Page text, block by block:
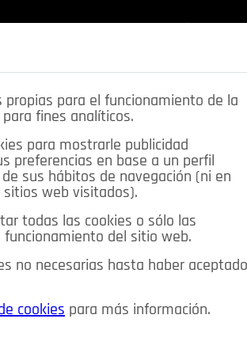
OPINIÓN IN SALUD 🔴 EN DIRECTO
propias para el funcionamiento de la
fines analíticos.
para mostrarle publicidad
preferencias en base a un perfil
sus hábitos de navegación (ni en
web visitados).
todas las cookies o sólo las
funcionamiento del sitio web.
no necesarias hasta haber aceptado
cookies para más información.